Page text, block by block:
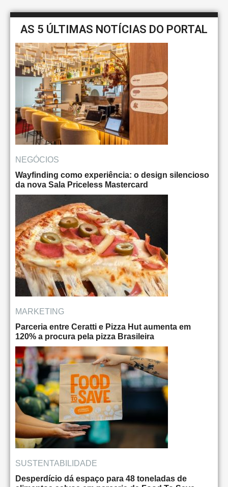
AS 5 ÚLTIMAS NOTÍCIAS DO PORTAL
NEGÓCIOS
Wayfinding como experiência: o design silencioso
da nova Sala Priceless Mastercard
MARKETING
Parceria entre Ceratti e Pizza Hut aumenta em
120% a procura pela pizza Brasileira
SUSTENTABILIDADE
Desperdício dá espaço para 48 toneladas de